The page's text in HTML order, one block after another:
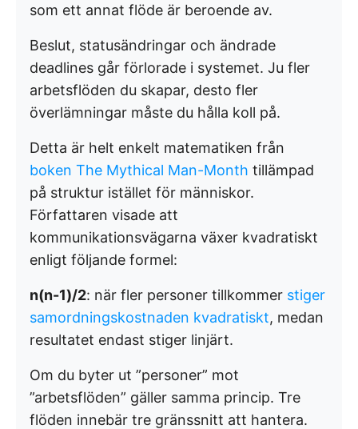
som ett annat flöde är beroende av.
Beslut, statusändringar och ändrade
deadlines går förlorade i systemet. Ju fler
arbetsflöden du skapar, desto fler
överlämningar måste du hålla koll på.
Detta är helt enkelt matematiken från
boken The Mythical Man-Month tillämpad
på struktur istället för människor.
Författaren visade att
kommunikationsvägarna växer kvadratiskt
enligt följande formel:
n(n-1)/2: när fler personer tillkommer stiger
samordningskostnaden kvadratiskt, medan
resultatet endast stiger linjärt.
Om du byter ut ”personer” mot
”arbetsflöden” gäller samma princip. Tre
flöden innebär tre gränssnitt att hantera.